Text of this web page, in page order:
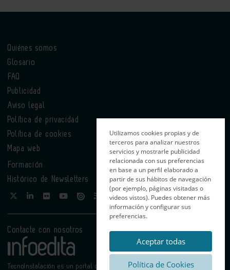
Quiénes somos
Glosario
FAQ
Publicidad
Aviso legal
Política de privacidad
Política de cookies
Mapa web
Formación
Histórico de Newsletters
Contacte con nosotros
TecnoInstalación es un portal de Infoedita
Utilizamos cookies propias y de
terceros para analizar nuestros
servicios y mostrarle publicidad
relacionada con sus preferencias
en base a un perfil elaborado a
partir de sus hábitos de navegación
(por ejemplo, páginas visitadas o
videos vistos). Puedes obtener más
información y configurar sus
preferencias.
Aceptar todas
Política de Cookies